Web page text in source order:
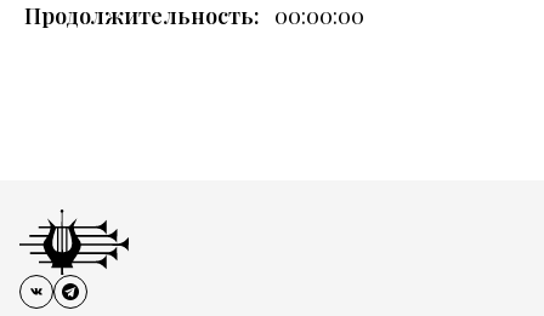
Продолжительность: 00:00:00